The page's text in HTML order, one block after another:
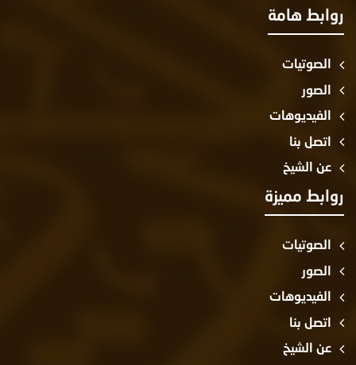
روابط هامة
الصوتيات
الصور
الفيديوهات
اتصل بنا
عن الشيخ
روابط مميزة
الصوتيات
الصور
الفيديوهات
اتصل بنا
عن الشيخ